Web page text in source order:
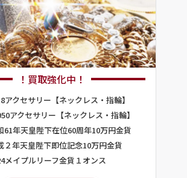
！買取強化中！
アクセサリー【ネックレス・指輪】
アクセサリー【ネックレス・指輪】
61年天皇陛下在位60周年10万円金貨
２年天皇陛下即位記念10万円金貨
メイプルリーフ金貨１オンス